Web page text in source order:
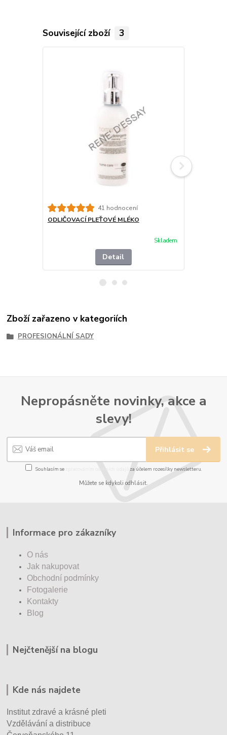
Související zboží 3
41 hodnocení
ODLIČOVACÍ PLEŤOVÉ MLÉKO
Skladem
Detail
Zboží zařazeno v kategoriích
PROFESIONÁLNÍ SADY
Nepropásněte novinky, akce a
slevy!
Přihlásit se
Souhlasím se za účelem rozesílky newsletteru.
Můžete se kdykoli odhlásit.
Informace pro zákazníky
O nás
Jak nakupovat
Obchodní podmínky
Fotogalerie
Kontakty
Blog
Nejčtenější na blogu
Kde nás najdete
Institut zdravé a krásné pleti
Vzdělávání a distribuce